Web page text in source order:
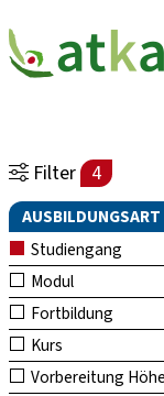
Filter 4
AUSBILDUNGSART
Studiengang
Modul
Fortbildung
Kurs
Vorbereitung